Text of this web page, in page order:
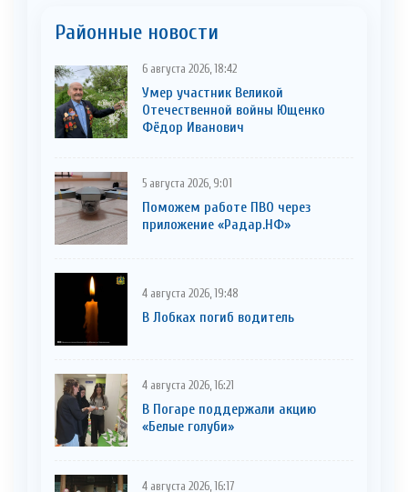
Районные новости
6 августа 2026, 18:42
Умер участник Великой
Отечественной войны Ющенко
Фёдор Иванович
5 августа 2026, 9:01
Поможем работе ПВО через
приложение «Радар.НФ»
4 августа 2026, 19:48
В Лобках погиб водитель
4 августа 2026, 16:21
В Погаре поддержали акцию
«Белые голуби»
4 августа 2026, 16:17